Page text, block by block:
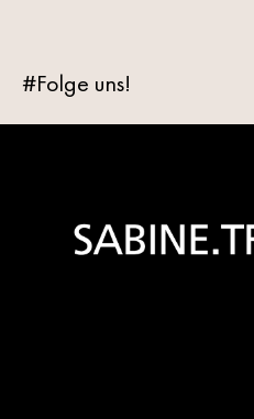
#Folge uns!